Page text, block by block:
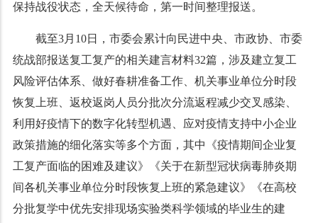
保持战役状态，全天候待命，第一时间整理报送。
截至3月10日，市委会累计向民进中央、市政协、市委
统战部报送复工复产的相关建言材料32篇，涉及建立复工
风险评估体系、做好春耕准备工作、机关事业单位分时段
恢复上班、返校返岗人员分批次分流返程减少交叉感染、
利用好疫情下的数字化转型机遇、应对疫情支持中小企业
政策措施的细化落实等多个方面，其中《疫情期间企业复
工复产面临的困难及建议》《关于在新型冠状病毒肺炎期
间各机关事业单位分时段恢复上班的紧急建议》《在高校
分批复学中优先安排现场实验类科学领域的毕业生的建